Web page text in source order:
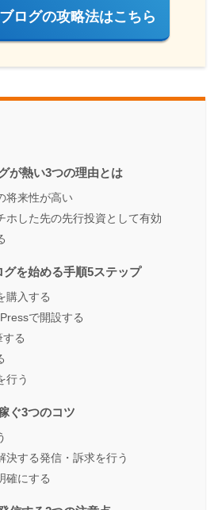
ログの攻略法はこちら
が熱い3つの理由とは
将来性が高い
ホした先の先行投資として有効
を始める手順5ステップ
購入する
で開設する
る
行う
ぐ3つのコツ
決する発信・訴求を行う
確にする